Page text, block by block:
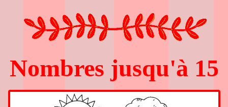
Nombres jusqu'à 15